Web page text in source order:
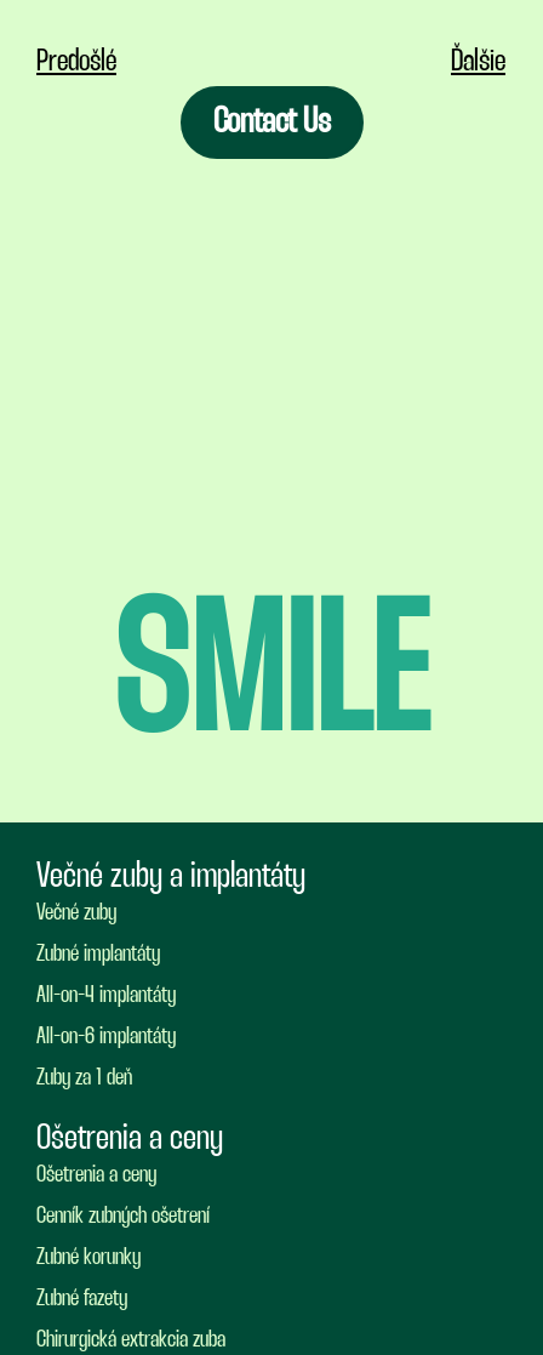
Predošlé Ďalšie
Contact Us
SMILE
Večné zuby a implantáty
Večné zuby
Zubné implantáty
All-on-4 implantáty
All-on-6 implantáty
Zuby za 1 deň
Ošetrenia a ceny
Ošetrenia a ceny
Cenník zubných ošetrení
Zubné korunky
Zubné fazety
Chirurgická extrakcia zuba